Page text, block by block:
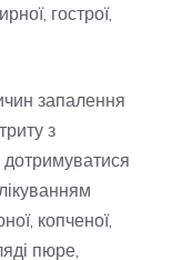
гострої,
запалення
з
копченої,
пюре,